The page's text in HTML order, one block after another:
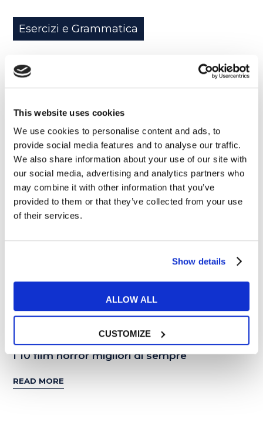
This website uses cookies
We use cookies to personalise content and ads, to
provide social media features and to analyse our traffic.
We also share information about your use of our site with
our social media, advertising and analytics partners who
may combine it with other information that you’ve
provided to them or that they’ve collected from your use
of their services.
Show details
ALLOW ALL
CUSTOMIZE
Esercizi e Grammatica
Strane tradizioni pasquali nel mondo
READ MORE
31
OTT
Esercizi e Grammatica
I 10 film horror migliori di sempre
READ MORE